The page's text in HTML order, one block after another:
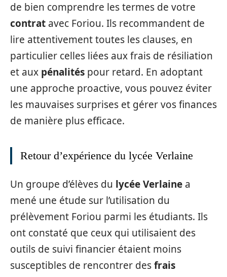
de bien comprendre les termes de votre
contrat avec Foriou. Ils recommandent de
lire attentivement toutes les clauses, en
particulier celles liées aux frais de résiliation
et aux pénalités pour retard. En adoptant
une approche proactive, vous pouvez éviter
les mauvaises surprises et gérer vos finances
de manière plus efficace.
Retour d’expérience du lycée Verlaine
Un groupe d’élèves du lycée Verlaine a
mené une étude sur l’utilisation du
prélèvement Foriou parmi les étudiants. Ils
ont constaté que ceux qui utilisaient des
outils de suivi financier étaient moins
susceptibles de rencontrer desfrais